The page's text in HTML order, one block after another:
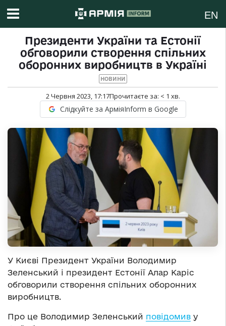
EN
Президенти України та Естонії
обговорили створення спільних
оборонних виробництв в Україні
НОВИНИ
2 Червня 2023, 17:17Прочитаєте за: < 1 хв.
Слідкуйте за АрміяInform в Google
У Києві Президент України Володимир
Зеленський і президент Естонії Алар Каріс
обговорили створення спільних оборонних
виробництв.
Про це Володимир Зеленський повідомив у